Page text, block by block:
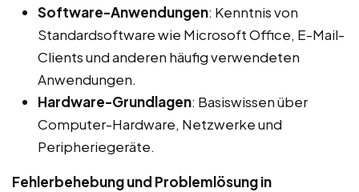
Software-Anwendungen: Kenntnis von
Standardsoftware wie Microsoft Office, E-Mail-
Clients und anderen häufig verwendeten
Anwendungen.
Hardware-Grundlagen: Basiswissen über
Computer-Hardware, Netzwerke und
Peripheriegeräte.
Fehlerbehebung und Problemlösung in